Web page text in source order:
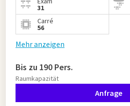
31
Carré
56
Mehr anzeigen
Bis zu 190 Pers.
Raumkapazität
Anfrage